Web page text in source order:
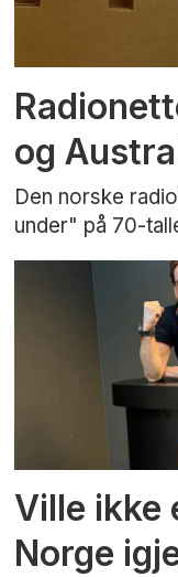
og
Den norske
under" på 70-
Ville ikke
Norge